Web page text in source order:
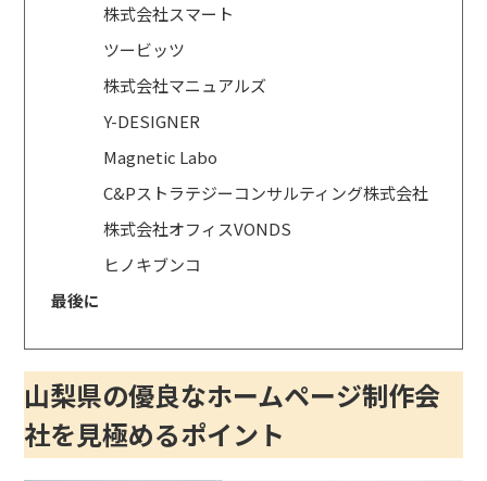
株式会社スマート
ツービッツ
株式会社マニュアルズ
Y-DESIGNER
Magnetic Labo
C&Pストラテジーコンサルティング株式会社
株式会社オフィスVONDS
ヒノキブンコ
最後に
山梨県の優良なホームページ制作会
社を見極めるポイント